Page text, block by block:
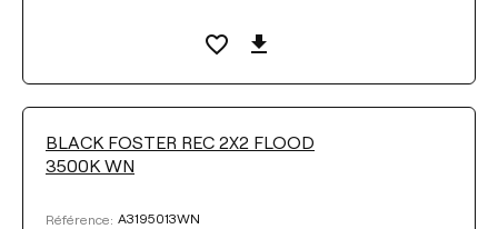
BLACK FOSTER REC 2X2 FLOOD
3500K WN
Référence: A3195013WN